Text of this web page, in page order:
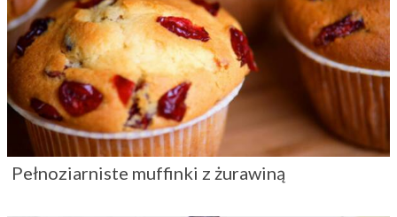
Pełnoziarniste muffinki z żurawiną